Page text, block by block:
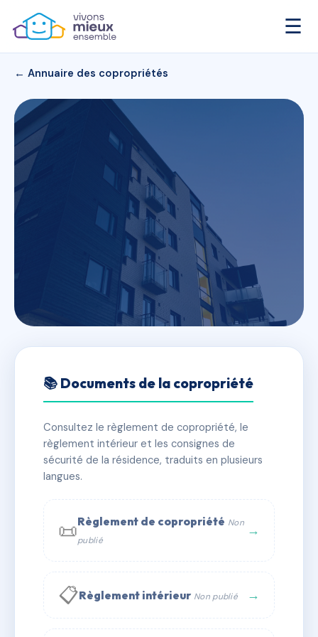
☰
← Annuaire des copropriétés
SDC COURS CAMOU
✓ Immatriculée 🏠 10 lots 🏗 1 bâtiment(s)
📞 Contacter Syndic Digital
📚 Documents de la copropriété
Consultez le règlement de copropriété, le
règlement intérieur et les consignes de
sécurité de la résidence, traduits en plusieurs
langues.
📜Règlement de copropriété Non
publié
→
📋Règlement intérieur Non publié →